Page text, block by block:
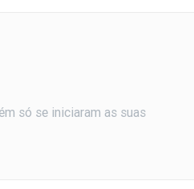
só se iniciaram as suas